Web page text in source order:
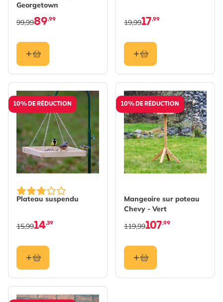
Georgetown
89,99
99,99 17,99
19,99
10% DE RÉDUCTION
Plateau suspendu
14,39
15,99
10% DE RÉDUCTION
Mangeoire sur poteau
Chevy - Vert
107,99
119,99